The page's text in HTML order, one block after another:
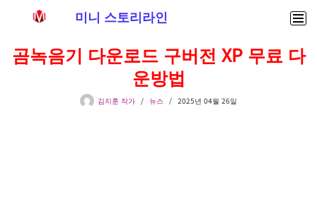
텐
미니 스토리라인
곰녹음기 다운로드 구버전 XP 무료 다
운방법
김지훈 작가 뉴스 2025년 04월 26일